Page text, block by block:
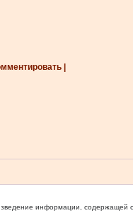
|
информации, содержащей